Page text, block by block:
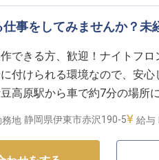
事をしてみませんか？未
できる方、歓迎！ナイトフ
付けられる環境なので、安
高原駅から車で約7分の場所
された、ペパーミントグリー
務地 静岡県伊東市赤沢190-5 給与